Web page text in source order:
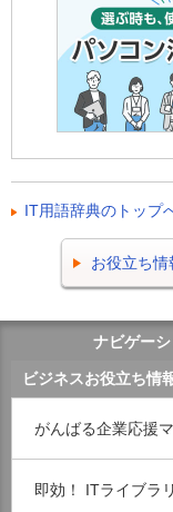
IT用語辞典のトップ
お役立ち
ナビゲー
ビジネスお役立ち情
がんばる企業応援
即効！ ITライブラ